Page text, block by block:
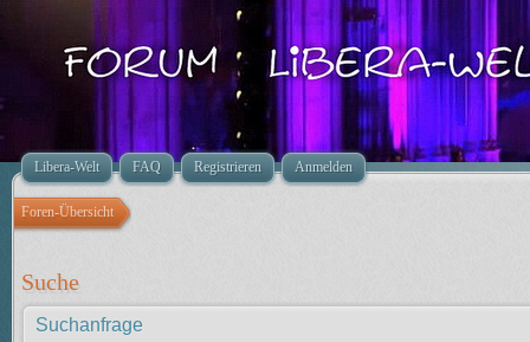
Libera-Welt FAQ Registrieren Anmelden
Foren-Übersicht
Suche
Suchanfrage